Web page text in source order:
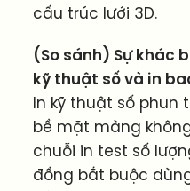
cấu trúc lưới 3D.
(So sánh) Sự khác
kỹ thuật số và in
In kỹ thuật số
bề mặt màng
chuỗi in test số
đồng bắt buộc